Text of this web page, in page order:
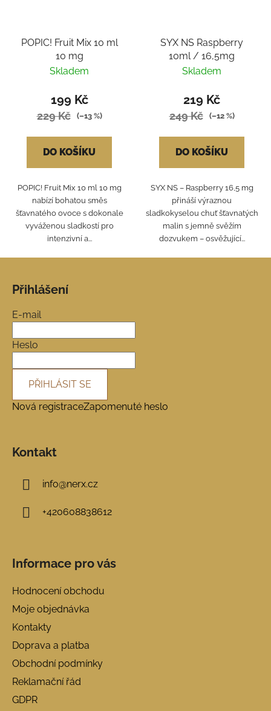
POPIC! Fruit Mix 10 ml
10 mg
Skladem
199 Kč
229 Kč (–13 %)
DO KOŠÍKU
POPIC! Fruit Mix 10 ml 10 mg
nabízí bohatou směs
šťavnatého ovoce s dokonale
vyváženou sladkostí pro
intenzivní a...
SYX NS Raspberry
10ml / 16,5mg
Skladem
219 Kč
249 Kč (–12 %)
DO KOŠÍKU
SYX NS – Raspberry 16,5 mg
přináší výraznou
sladkokyselou chuť šťavnatých
malin s jemně svěžím
dozvukem – osvěžující...
Přihlášení
E-mail
Heslo
PŘIHLÁSIT SE
Nová registraceZapomenuté heslo
Kontakt
info@nerx.cz
+420608838612
Informace pro vás
Hodnocení obchodu
Moje objednávka
Kontakty
Doprava a platba
Obchodní podmínky
Reklamační řád
GDPR